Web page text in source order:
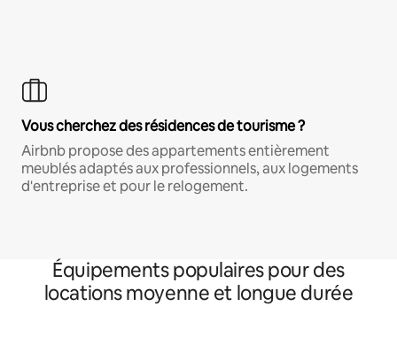
Vous cherchez des résidences de tourisme ?
Airbnb propose des appartements entièrement
meublés adaptés aux professionnels, aux logements
d'entreprise et pour le relogement.
Équipements populaires pour des
locations moyenne et longue durée